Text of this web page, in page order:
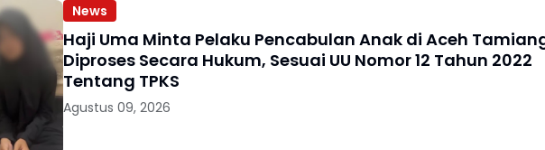
News
Haji Uma Minta Pelaku Pencabulan Anak di Aceh
Diproses Secara Hukum, Sesuai UU Nomor 12 Tahun 2022
Tentang TPKS
Agustus 09, 2026